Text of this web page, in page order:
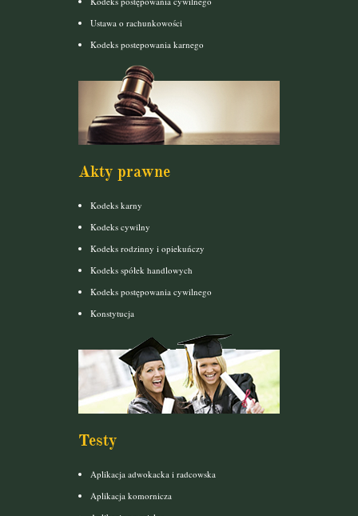
Ustawa o rachunkowości
Kodeks postepowania karnego
Akty prawne
Kodeks karny
Kodeks cywilny
Kodeks rodzinny i opiekuńczy
Kodeks spółek handlowych
Kodeks postępowania cywilnego
Konstytucja
Testy
Aplikacja adwokacka i radcowska
Aplikacja komornicza